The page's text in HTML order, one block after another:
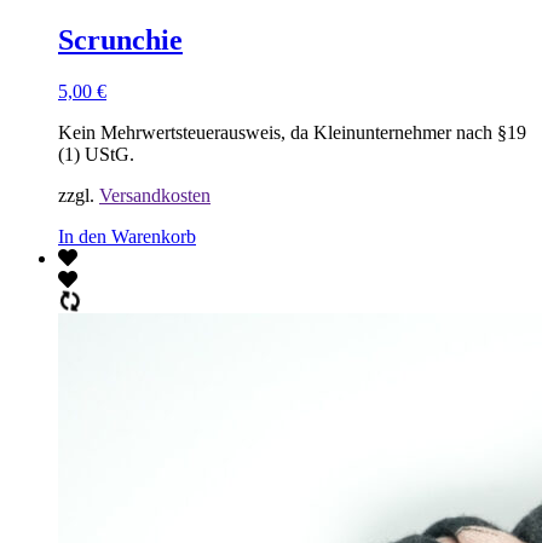
Scrunchie
5,00 €
Kein Mehrwertsteuerausweis, da Kleinunternehmer nach §19
(1) UStG.
zzgl. Versandkosten
In den Warenkorb